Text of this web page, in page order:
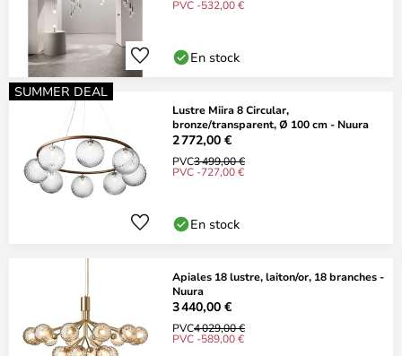
PVC -532,00 €
En stock
SUMMER DEAL
Lustre Miira 8 Circular,
bronze/transparent, Ø 100 cm - Nuura
2 772,00 €
PVC3 499,00 €
PVC -727,00 €
En stock
Apiales 18 lustre, laiton/or, 18 branches -
Nuura
3 440,00 €
PVC4 029,00 €
PVC -589,00 €